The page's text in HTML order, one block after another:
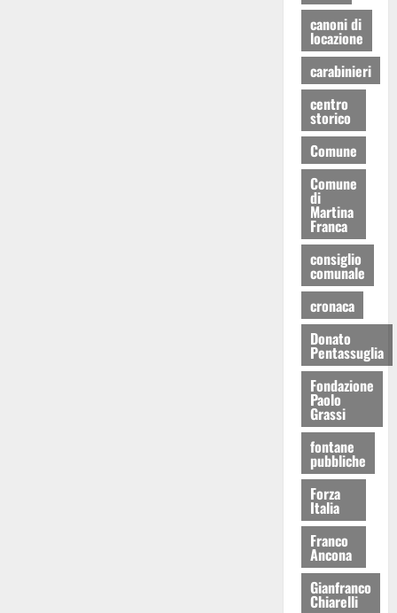
canoni di
locazione
carabinieri
centro
storico
Comune
Comune
di
Martina
Franca
consiglio
comunale
cronaca
Donato
Pentassuglia
Fondazione
Paolo
Grassi
fontane
pubbliche
Forza
Italia
Franco
Ancona
Gianfranco
Chiarelli